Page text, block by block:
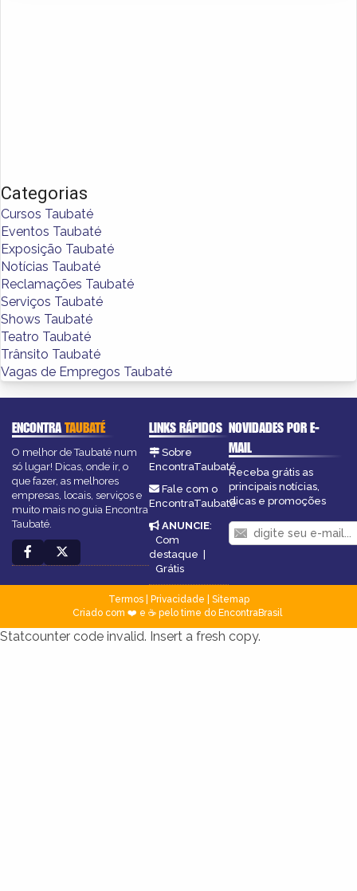
Categorias
Cursos Taubaté
Eventos Taubaté
Exposição Taubaté
Notícias Taubaté
Reclamações Taubaté
Serviços Taubaté
Shows Taubaté
Teatro Taubaté
Trânsito Taubaté
Vagas de Empregos Taubaté
ENCONTRATAUBATÉ
O melhor de Taubaté num
só lugar! Dicas, onde ir, o
que fazer, as melhores
empresas, locais, serviços e
muito mais no guia Encontra
Taubaté.
LINKS RÁPIDOS
Sobre
EncontraTaubaté
Fale com o
EncontraTaubaté
ANUNCIE:
Com
destaque |
Grátis
NOVIDADES POR E-
MAIL
Receba grátis as
principais notícias,
dicas e promoções
Termos| Privacidade
Sitemap
Criado com ❤️ e ☕ pelo time do EncontraBrasil
Statcounter code invalid. Insert a fresh copy.